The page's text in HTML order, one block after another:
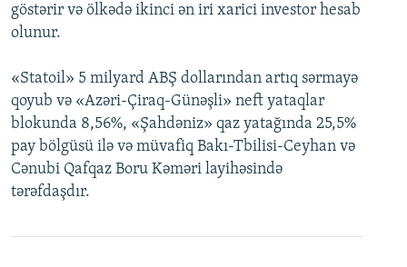
göstərir və ölkədə ikinci ən iri xarici investor hesab
olunur.
«Statoil» 5 milyard ABŞ dollarından artıq sərmayə
qoyub və «Azəri-Çiraq-Günəşli» neft yataqlar
blokunda 8,56%, «Şahdəniz» qaz yatağında 25,5%
pay bölgüsü ilə və müvafiq Bakı-Tbilisi-Ceyhan və
Cənubi Qafqaz Boru Kəməri layihəsində
tərəfdaşdır.